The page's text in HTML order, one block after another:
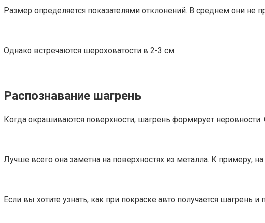
Размер определяется показателями отклонений. В среднем они
Однако встречаются шероховатости в 2-3 см.
Распознавание шагрень
Когда окрашиваются поверхности, шагрень формирует неровности.
Лучше всего она заметна на поверхностях из металла. К примеру,
Если вы хотите узнать, как при покраске авто получается шагрень